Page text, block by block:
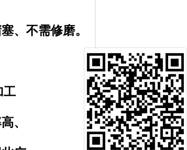
、不需修磨。
工
、